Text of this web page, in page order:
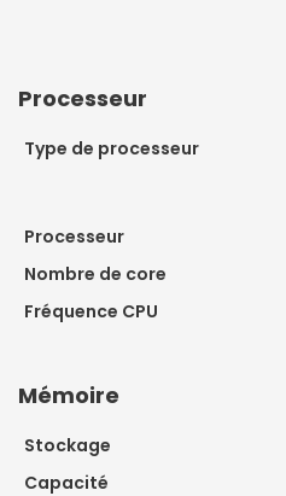
Processeur
Type de processeur
Processeur
Nombre de core
Fréquence CPU
Mémoire
Stockage
Capacité